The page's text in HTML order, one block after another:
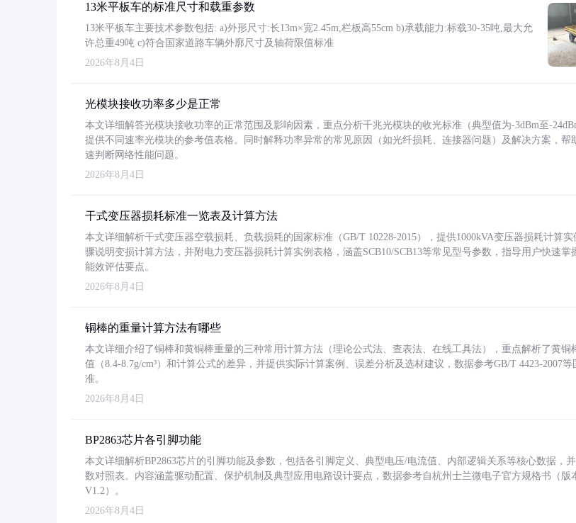
13米平板车的标准尺寸和载重参数
13米平板车主要技术参数包括: a)外形尺寸:长13m×宽2.45m,栏板高55cm b)承载能力:标载30-35吨,最大允
许总重49吨 c)符合国家道路车辆外廓尺寸及轴荷限值标准
2026年8月4日
光模块接收功率多少是正常
本文详细解答光模块接收功率的正常范围及影响因素，重点分析千兆光模块的收光标准（典型值为-3dBm至-
提供不同速率光模块的参考值表格。同时解释功率异常的常见原因（如光纤损耗、连接器问题）及解决方案，帮
速判断网络性能问题。
2026年8月4日
干式变压器损耗标准一览表及计算方法
本文详细解析干式变压器空载损耗、负载损耗的国家标准（GB/T 10228-2015），提供1000kVA变压器损耗计算
骤说明变损计算方法，并附电力变压器损耗计算实例表格，涵盖SCB10/SCB13等常见型号参数，指导用户快速掌
能效评估要点。
2026年8月4日
铜棒的重量计算方法有哪些
本文详细介绍了铜棒和黄铜棒重量的三种常用计算方法（理论公式法、查表法、在线工具法），重点解析了黄铜
值（8.4-8.7g/cm³）和计算公式的差异，并提供实际计算案例、误差分析及选材建议，数据参考GB/T 4423-2007等
准。
2026年8月4日
BP2863芯片各引脚功能
本文详细解析BP2863芯片的引脚功能及参数，包括各引脚定义、典型电压/电流值、内部逻辑关系等核心数据，
数对照表。内容涵盖驱动配置、保护机制及典型应用电路设计要点，数据参考自杭州士兰微电子官方规格书（版
V1.2）。
2026年8月4日